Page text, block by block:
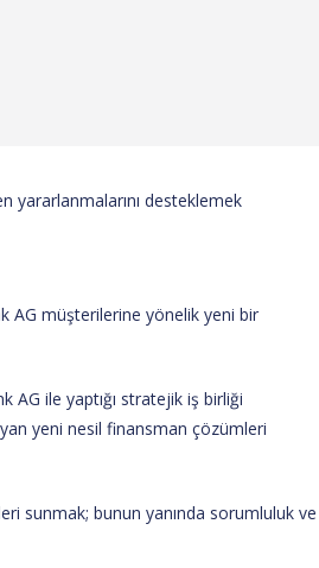
yararlanmalarını desteklemek
AG müşterilerine yönelik yeni bir
AG ile yaptığı stratejik iş birliği
yeni nesil finansman çözümleri
sunmak; bunun yanında sorumluluk ve